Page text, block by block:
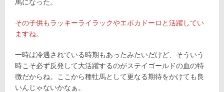
馬になった。
その子供もラッキーライラックやエポカドーロと活躍してい
ますね。
一時は冷遇されている時期もあったみたいだけど、そういう
時こそ必ず反発して大活躍するのがステイゴールドの血の特
徴だからね。ここから種牡馬として更なる期待をかけても良
いんじゃないかなぁ。